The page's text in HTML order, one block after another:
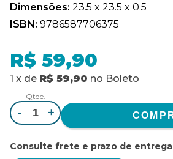
Dimensões: 23.5 x 23.5 x 0.5
ISBN: 9786587706375
R$ 59,90
1 x de R$ 59,90 no Boleto
Qtde.
- +
Consulte frete e prazo de entrega